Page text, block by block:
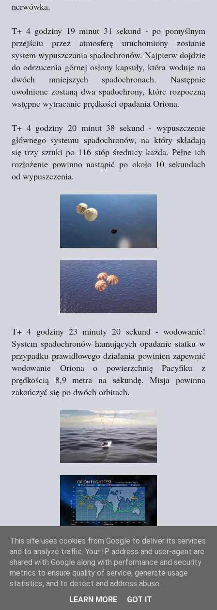
nerwówka.
T+ 4 godziny 19 minut 31 sekund - po pomyślnym
przejściu przez atmosferę uruchomiony zostanie
system wypuszczania spadochronów. Najpierw dojdzie
do odrzucenia górnej osłony kapsuły, która woduje na
dwóch mniejszych spadochronach. Następnie
uwolnione zostaną dwa spadochrony, które rozpoczną
wstępne wytracanie prędkości opadania Oriona.
T+ 4 godziny 20 minut 38 sekund - wypuszczenie
głównego systemu spadochronów, na który składają
się trzy sztuki po 116 stóp średnicy każda. Pełne ich
rozłożenie powinno nastąpić po około 10 sekundach
od wypuszczenia.
T+ 4 godziny 23 minuty 20 sekund - wodowanie!
System spadochronów hamujących opadanie statku w
przypadku prawidłowego działania powinien zapewnić
wodowanie Oriona o powierzchnię Pacyfiku z
prędkością 8,9 metra na sekundę. Misja powinna
zakończyć się po dwóch orbitach.
Zestawienie kluczowych momentów misji
EFT-1 w odniesieniu do orbit, na których
znajdywać się będzie wówczas Orion.
(NASA)
naprawdę ekscytujące wydarzenie. Mimo, że ten
This site uses cookies from Google to deliver its services
and to analyze traffic. Your IP address and user-agent are
shared with Google along with performance and security
metrics to ensure quality of service, generate usage
statistics, and to detect and address abuse.
LEARN MORE
GOT IT